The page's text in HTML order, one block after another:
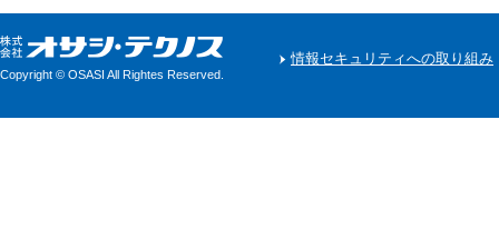
Copyright © OSASI All Rightes Reserved.
情報セキュリティへの取り組み